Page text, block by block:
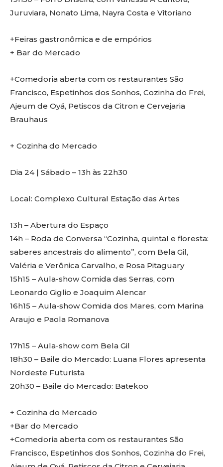
Juruviara, Nonato Lima, Nayra Costa e Vitoriano
+Feiras gastronômica e de empórios
+ Bar do Mercado
+Comedoria aberta com os restaurantes São
Francisco, Espetinhos dos Sonhos, Cozinha do Frei,
Ajeum de Oyá, Petiscos da Citron e Cervejaria
Brauhaus
+ Cozinha do Mercado
Dia 24 | Sábado – 13h às 22h30
Local: Complexo Cultural Estação das Artes
13h – Abertura do Espaço
14h – Roda de Conversa “Cozinha, quintal e floresta:
saberes ancestrais do alimento”, com Bela Gil,
Valéria e Verônica Carvalho, e Rosa Pitaguary
15h15 – Aula-show Comida das Serras, com
Leonardo Giglio e Joaquim Alencar
16h15 – Aula-show Comida dos Mares, com Marina
Araujo e Paola Romanova
17h15 – Aula-show com Bela Gil
18h30 – Baile do Mercado: Luana Flores apresenta
Nordeste Futurista
20h30 – Baile do Mercado: Batekoo
+ Cozinha do Mercado
+Bar do Mercado
+Comedoria aberta com os restaurantes São
Francisco, Espetinhos dos Sonhos, Cozinha do Frei,